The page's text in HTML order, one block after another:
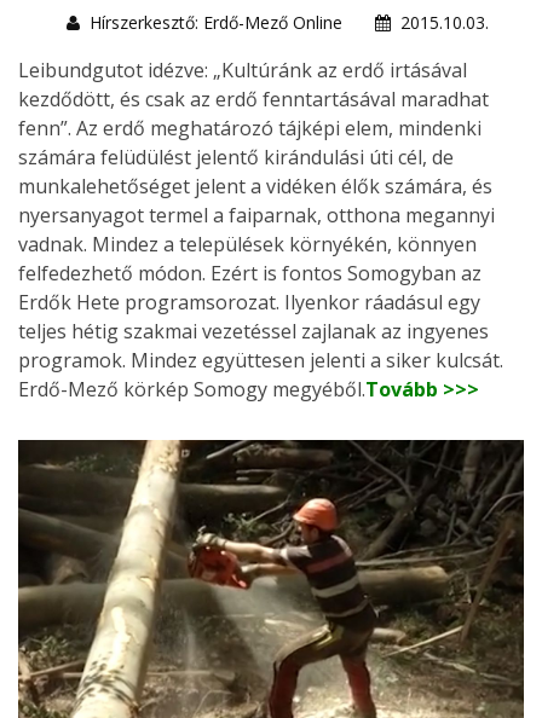
Hírszerkesztő: Erdő-Mező Online
2015.10.03.
Leibundgutot idézve: „Kultúránk az erdő irtásával
kezdődött, és csak az erdő fenntartásával maradhat
fenn”. Az erdő meghatározó tájképi elem, mindenki
számára felüdülést jelentő kirándulási úti cél, de
munkalehetőséget jelent a vidéken élők számára, és
nyersanyagot termel a faiparnak, otthona megannyi
vadnak. Mindez a települések környékén, könnyen
felfedezhető módon. Ezért is fontos Somogyban az
Erdők Hete programsorozat. Ilyenkor ráadásul egy
teljes hétig szakmai vezetéssel zajlanak az ingyenes
programok. Mindez együttesen jelenti a siker kulcsát.
Erdő-Mező körkép Somogy megyéből.Tovább >>>